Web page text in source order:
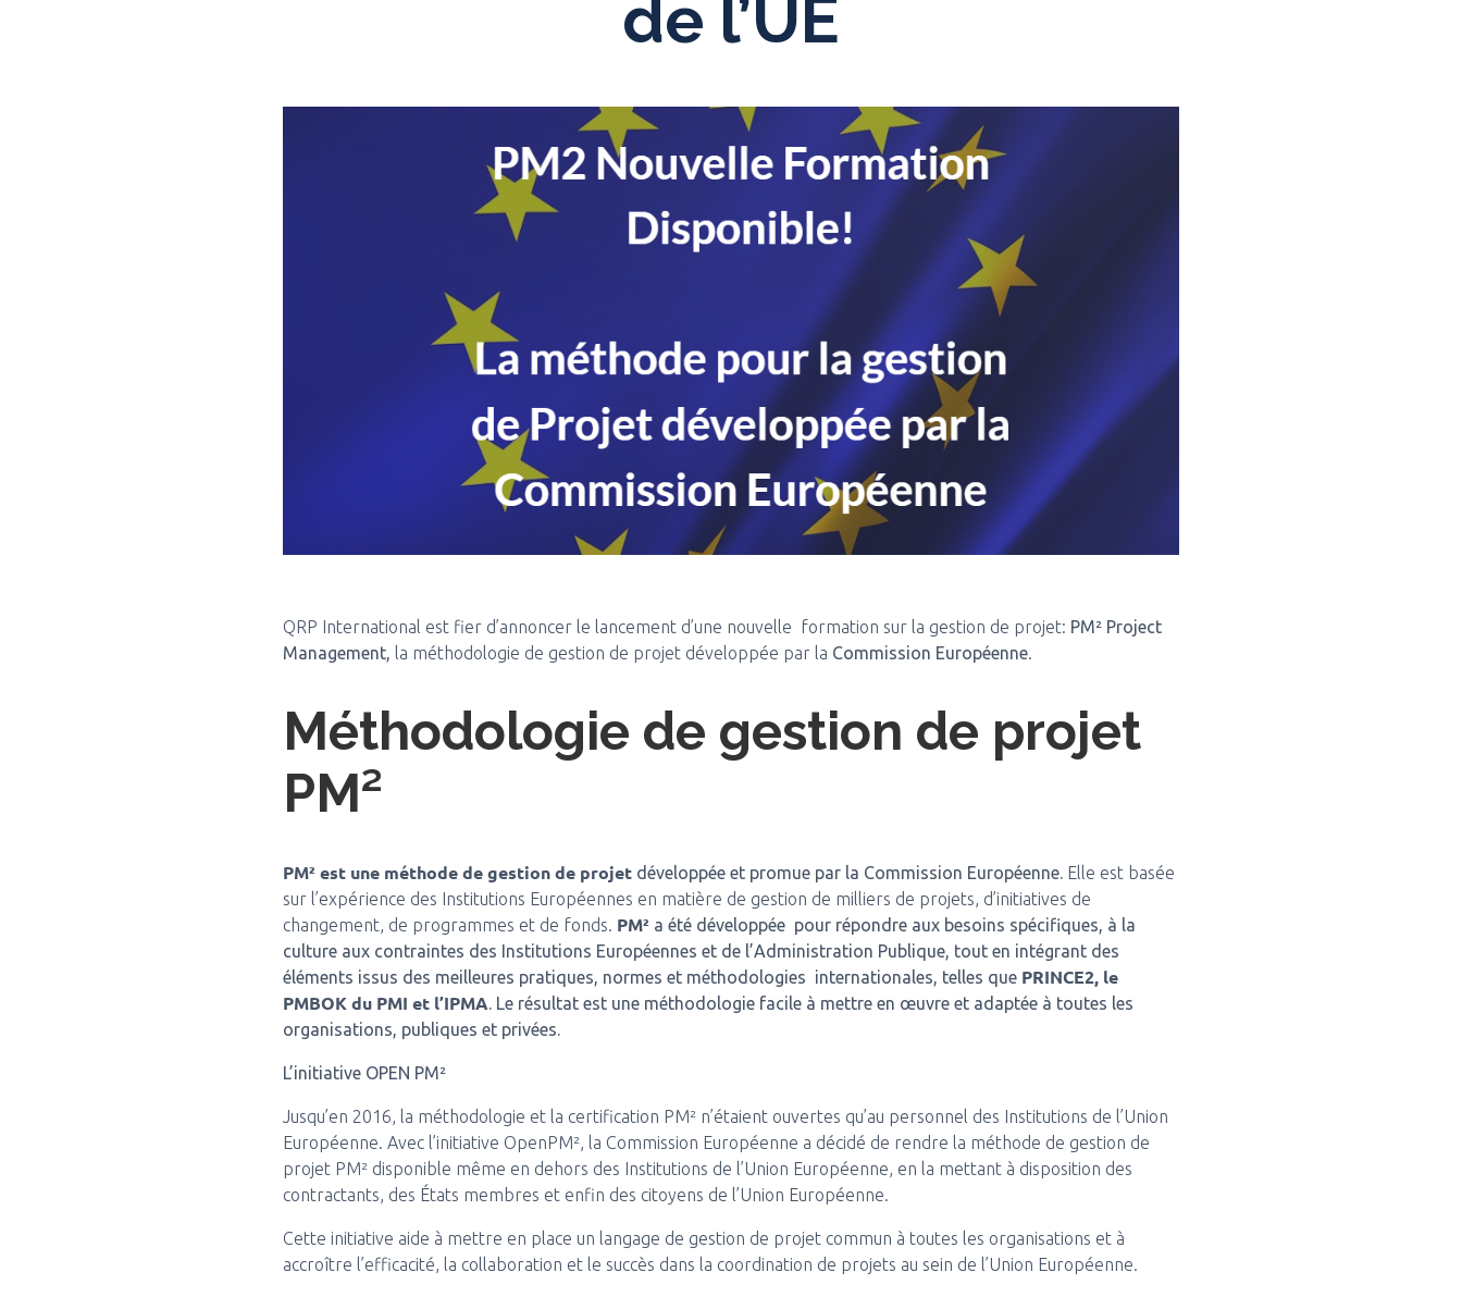
de l’UE
QRP International est fier d’annoncer le lancement d’une nouvelle formation sur la gestion de projet: PM² Project
Management, la méthodologie de gestion de projet développée par la Commission Européenne.
Méthodologie de gestion de projet
PM²
PM² est une méthode de gestion de projet développée et promue par la Commission Européenne. Elle est basée
sur l’expérience des Institutions Européennes en matière de gestion de milliers de projets, d’initiatives de
changement, de programmes et de fonds. PM² a été développée pour répondre aux besoins spécifiques, à la
culture aux contraintes des Institutions Européennes et de l’Administration Publique, tout en intégrant des
éléments issus des meilleures pratiques, normes et méthodologies internationales, telles que PRINCE2, le
PMBOK du PMI et l’IPMA. Le résultat est une méthodologie facile à mettre en œuvre et adaptée à toutes les
organisations, publiques et privées.
L’initiative OPEN PM²
Jusqu’en 2016, la méthodologie et la certification PM² n’étaient ouvertes qu’au personnel des Institutions de l’Union
Européenne. Avec l’initiative OpenPM², la Commission Européenne a décidé de rendre la méthode de gestion de
projet PM² disponible même en dehors des Institutions de l’Union Européenne, en la mettant à disposition des
contractants, des États membres et enfin des citoyens de l’Union Européenne.
Cette initiative aide à mettre en place un langage de gestion de projet commun à toutes les organisations et à
accroître l’efficacité, la collaboration et le succès dans la coordination de projets au sein de l’Union Européenne.